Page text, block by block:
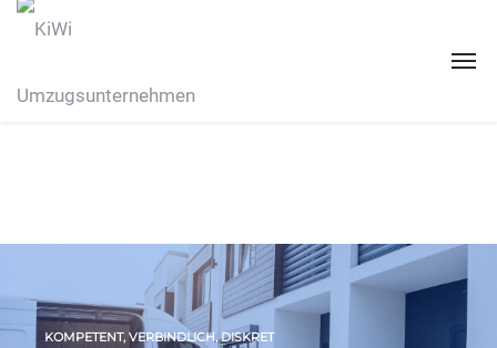
KOMPETENT, VERBINDLICH, DISKRET